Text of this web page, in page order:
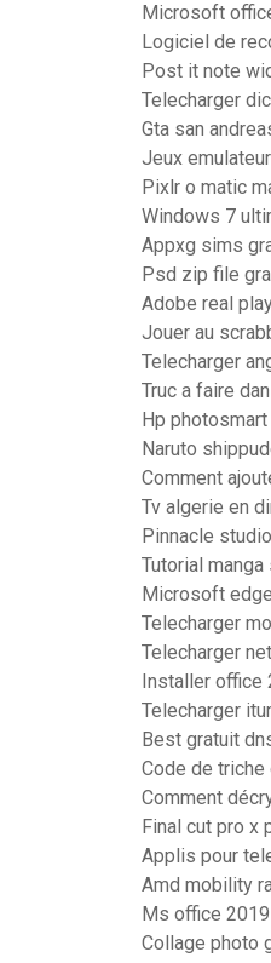
Microsoft
Logiciel de
Post it note
Telecharger
Gta san
Jeux
Pixlr o matic
Windows 7
Appxg sims
Psd zip file
Adobe real
Jouer au
Telecharger
Truc a faire
Hp
Naruto
Comment
Tv algerie en
Pinnacle
Tutorial
Microsoft
Telecharger
Telecharger
Installer office
Telecharger
Best gratuit
Code de
Comment
Final cut pro x
Applis pour
Amd mobility
Ms office
Collage photo